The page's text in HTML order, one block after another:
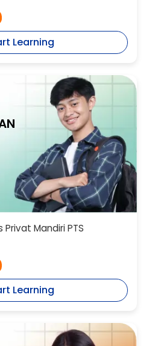
Learning
Mandiri PTS
Learning